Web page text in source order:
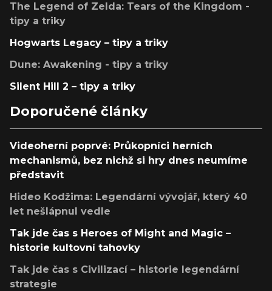
The Legend of Zelda: Tears of the Kingdom -
tipy a triky
Hogwarts Legacy – tipy a triky
Dune: Awakening - tipy a triky
Silent Hill 2 – tipy a triky
Doporučené články
Videoherní poprvé: Průkopníci herních
mechanismů, bez nichž si hry dnes neumíme
představit
Hideo Kodžima: Legendární vývojář, který 40
let nešlápnul vedle
Tak jde čas s Heroes of Might and Magic –
historie kultovní tahovky
Tak jde čas s Civilizací – historie legendární
strategie